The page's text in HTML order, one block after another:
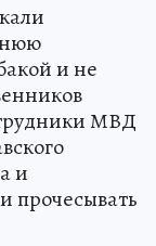
и не
МВД
и
прочесывать